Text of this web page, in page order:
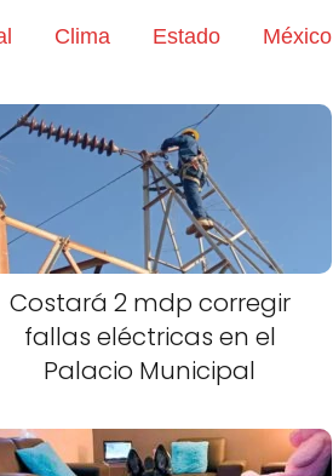
Clima Estado México
Costará 2 mdp corregir
fallas eléctricas en el
Palacio Municipal